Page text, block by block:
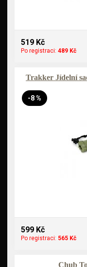
519 Kč
Po registraci: 489 Kč
Trakker Jídelní
-8 %
599 Kč
Po registraci: 565 Kč
Chub